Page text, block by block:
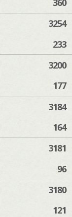
360
3254
233
3200
177
3184
164
3181
96
3180
121